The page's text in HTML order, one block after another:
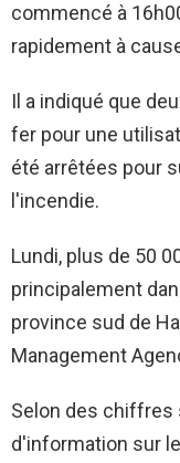
commencé à
rapidement à
Il a indiqué que
fer pour une
été arrêtées pour
l'incendie.
Lundi, plus de 50
principalement
province sud de
Management
Selon des chiffres
d'information sur